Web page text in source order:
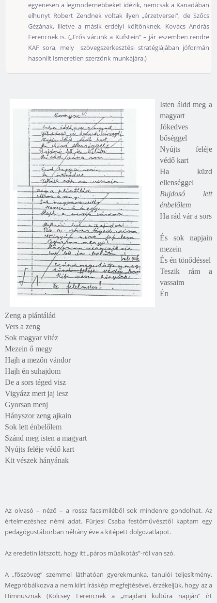
egyenesen a legmodernebbeket idézik, nemcsak a Kanadában
elhunyt Robert Zendnek voltak ilyen „érzetversei”, de Szőcs
Gézának, illetve a másik erdélyi költőnknek, Kovács András
Ferencnek is. („Erős várunk a Kufstein” – jár eszemben rendre
KAF sora, mely szövegszerkesztési stratégiájában jóformán
hasonlít Ismeretlen szerzőnk munkájára.)
Isten áldd meg a
magyart
Jókedves
bőséggel
Nyújts feléje
védő kart
Ha küzd
ellenséggel
Bujdosó lett
énbelőlem
Ha rád vár a sors
És sok napjain
mezein
És én tönődéssel
Teszik rám a
vassaim
Én
Zeng a plántálád
Vers a zeng
Sok magyar vitéz
Mezein ő megy
Hajh a mezőn vándor
Hajh én suhajdom
De a sors téged visz
Vigyázz mert jaj lesz
Gyorsan menj
Hányszor zeng ajkain
Sok lett énbelőlem
Szánd meg isten a magyart
Nyújts feléje védő kart
Kit vészek hányának
Az olvasó – néző – a rossz facsimiléből sok mindenre gondolhat. Az
értelmezéshez némi adat. Fürjesi Csaba festőművésztől kaptam egy
pedagógustáborban néhány éve a kitépett dolgozatlapot.
Az eredetin látszott, hogy itt „páros műalkotás”-ról van szó.
A „főszöveg” szemmel láthatóan gyerekmunka, tanulói teljesítmény.
Megpróbálkozva a nem kiírt íráskép megfejtésével, érzékeljük, hogy az a
Himnusznak (Kölcsey Ferencnek a „majdani kultúra napján” írt